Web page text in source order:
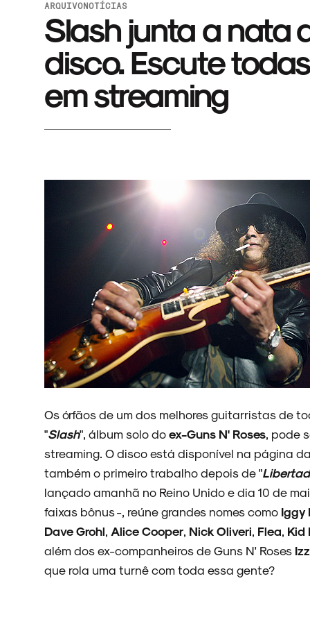
ARQUIVO
ARQUIVONOTÍCIAS
Slash junta a nata
disco. Escute
em streaming
Os órfãos de um dos melhores guitarristas de
"Slash", álbum solo doex-Guns N' Roses , pode
streaming. O disco está disponível na página da
também o primeiro trabalho depois de "Libertad
lançado amanhã no Reino Unido e dia 10 de
faixas bônus -, reúne grandes nomes como Iggy
Dave Grohl Alice Cooper Nick Oliveri Flea Kid
além dos ex-companheiros de Guns N' Roses
que rola uma turnê com toda essa gente?